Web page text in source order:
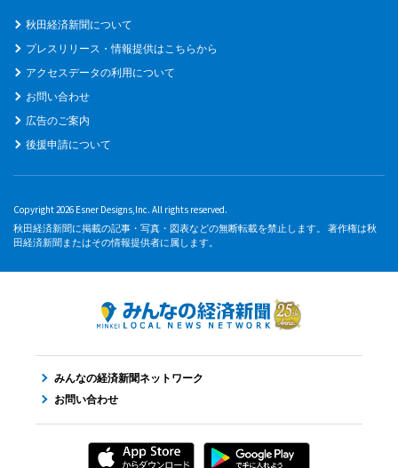
秋田経済新聞について
プレスリリース・情報提供はこちらから
アクセスデータの利用について
お問い合わせ
広告のご案内
後援申請について
Copyright 2026 Esner Designs,Inc. All rights reserved.
秋田経済新聞に掲載の記事・写真・図表などの無断転載を禁止します。 著作権は秋
田経済新聞またはその情報提供者に属します。
みんなの経済新聞ネットワーク
お問い合わせ